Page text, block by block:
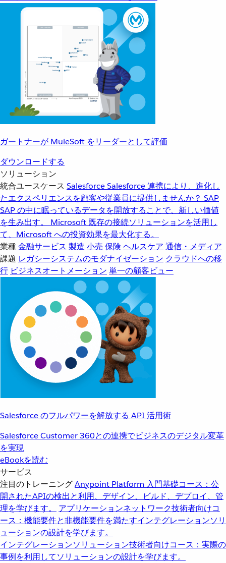
ガートナーが MuleSoft をリーダーとして評価
ダウンロードする
ソリューション
統合ユースケース SalesforceSalesforce 連携により、進化し
たエクスペリエンスを顧客や従業員に提供しませんか？ SAP
SAP の中に眠っているデータを開放することで、新しい価値
を生み出す。
Microsoft 既存の接続ソリューションを活用し
て、Microsoft への投資効果を最大化する。
業種金融サービス 製造 小売 保険 ヘルスケア 通信・メディア
課題 レガシーシステムのモダナイゼーション クラウドへの移
行 ビジネスオートメーション 単一の顧客ビュー
Salesforce のフルパワーを解放する API 活用術
Salesforce Customer 360との連携でビジネスのデジタル変革
を実現
eBookを読む
サービス
注目のトレーニングAnypoint Platform 入門基礎コース：公
開されたAPIの検出と利用、デザイン、ビルド、デプロイ、管
理を学びます。
アプリケーションネットワーク技術者向けコ
ース：機能要件と非機能要件を満たすインテグレーションソリ
ューションの設計を学びます。
インテグレーションソリューション技術者向けコース：実際の
事例を利用してソリューションの設計を学びます。